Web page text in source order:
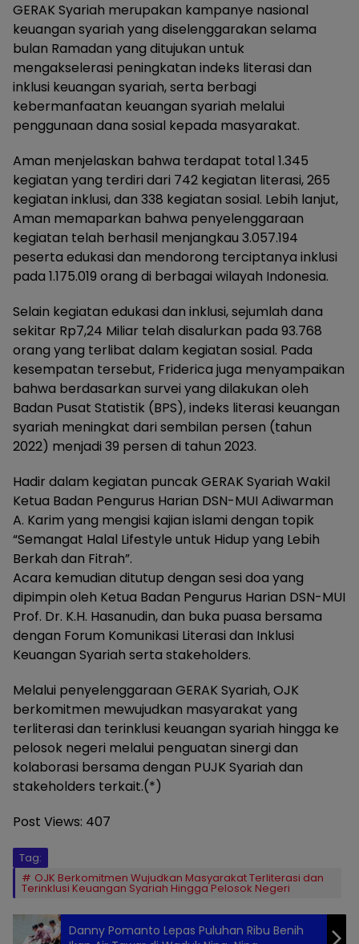
GERAK Syariah merupakan kampanye nasional
keuangan syariah yang diselenggarakan selama
bulan Ramadan yang ditujukan untuk
mengakselerasi peningkatan indeks literasi dan
inklusi keuangan syariah, serta berbagi
kebermanfaatan keuangan syariah melalui
penggunaan dana sosial kepada masyarakat.
Aman menjelaskan bahwa terdapat total 1.345
kegiatan yang terdiri dari 742 kegiatan literasi, 265
kegiatan inklusi, dan 338 kegiatan sosial. Lebih lanjut,
Aman memaparkan bahwa penyelenggaraan
kegiatan telah berhasil menjangkau 3.057.194
peserta edukasi dan mendorong terciptanya inklusi
pada 1.175.019 orang di berbagai wilayah Indonesia.
Selain kegiatan edukasi dan inklusi, sejumlah dana
sekitar Rp7,24 Miliar telah disalurkan pada 93.768
orang yang terlibat dalam kegiatan sosial. Pada
kesempatan tersebut, Friderica juga menyampaikan
bahwa berdasarkan survei yang dilakukan oleh
Badan Pusat Statistik (BPS), indeks literasi keuangan
syariah meningkat dari sembilan persen (tahun
2022) menjadi 39 persen di tahun 2023.
Hadir dalam kegiatan puncak GERAK Syariah Wakil
Ketua Badan Pengurus Harian DSN-MUI Adiwarman
A. Karim yang mengisi kajian islami dengan topik
“Semangat Halal Lifestyle untuk Hidup yang Lebih
Berkah dan Fitrah”.
Acara kemudian ditutup dengan sesi doa yang
dipimpin oleh Ketua Badan Pengurus Harian DSN-MUI
Prof. Dr. K.H. Hasanudin, dan buka puasa bersama
dengan Forum Komunikasi Literasi dan Inklusi
Keuangan Syariah serta stakeholders.
Melalui penyelenggaraan GERAK Syariah, OJK
berkomitmen mewujudkan masyarakat yang
terliterasi dan terinklusi keuangan syariah hingga ke
pelosok negeri melalui penguatan sinergi dan
kolaborasi bersama dengan PUJK Syariah dan
stakeholders terkait.(*)
Post Views: 407
Tag:
OJK Berkomitmen Wujudkan Masyarakat Terliterasi dan
Terinklusi Keuangan Syariah Hingga Pelosok Negeri
Danny Pomanto Lepas Puluhan Ribu Benih